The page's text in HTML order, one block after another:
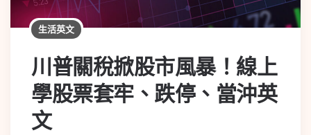
生活英文
川普關稅掀股市風暴！線上
學股票套牢、跌停、當沖英
文